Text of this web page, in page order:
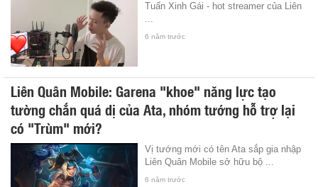
Tuấn Xinh Gái - hot streamer của Liên
6 năm trước
Liên Quân Mobile: Garena "khoe" năng lực tạo
tường chắn quá dị của Ata, nhóm tướng hỗ trợ lại
có "Trùm" mới?
Vị tướng mới có tên Ata sắp gia nhập
Liên Quân Mobile sở hữu bộ ...
6 năm trước